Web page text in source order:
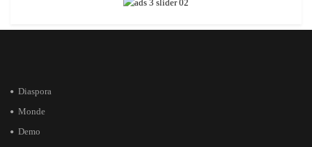
Diaspora
Monde
Demo